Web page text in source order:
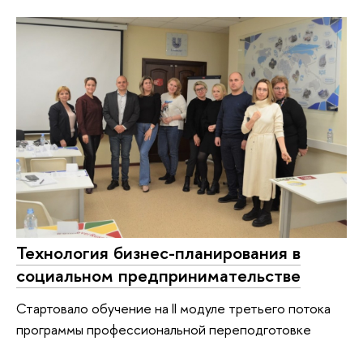
Технология бизнес-планирования в
социальном предпринимательстве
Стартовало обучение на II модуле третьего потока
программы профессиональной переподготовке